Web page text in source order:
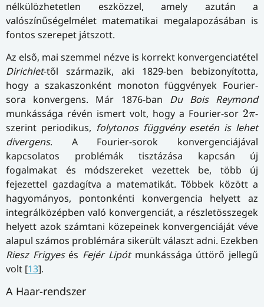
nélkülözhetetlen eszközzel, amely azután a
valószínűségelmélet matematikai megalapozásában is
fontos szerepet játszott.
Az első, mai szemmel nézve is korrekt konvergenciatétel
Dirichlet-től származik, aki 1829-ben bebizonyította,
hogy a szakaszonként monoton függvények Fourier-
sora konvergens. Már 1876-ban Du Bois Reymond
munkássága révén ismert volt, hogy a Fourier-sor 2π
2π-
szerint periodikus, folytonos függvény esetén is lehet
divergens. A Fourier-sorok konvergenciájával
kapcsolatos problémák tisztázása kapcsán új
fogalmakat és módszereket vezettek be, több új
fejezettel gazdagítva a matematikát. Többek között a
hagyományos, pontonkénti konvergencia helyett az
integrálközépben való konvergenciát, a részletösszegek
helyett azok számtani közepeinek konvergenciáját véve
alapul számos problémára sikerült választ adni. Ezekben
Riesz Frigyesés Fejér Lipótmunkássága úttörő jellegű
volt [13].
A Haar-rendszer